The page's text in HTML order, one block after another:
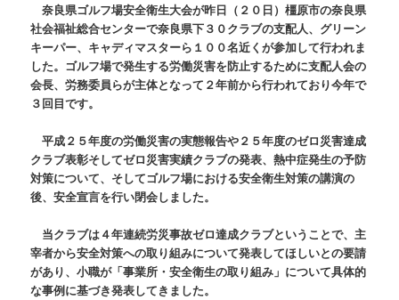
奈良県ゴルフ場安全衛生大会が昨日（２０日）橿原市の奈良県
社会福祉総合センターで奈良県下３０クラブの支配人、グリーン
キーパー、キャディマスターら１００名近くが参加して行われま
した。ゴルフ場で発生する労働災害を防止するために支配人会の
会長、労務委員らが主体となって２年前から行われており今年で
３回目です。
平成２５年度の労働災害の実態報告や２５年度のゼロ災害達成
クラブ表彰そしてゼロ災害実績クラブの発表、熱中症発生の予防
対策について、そしてゴルフ場における安全衛生対策の講演の
後、安全宣言を行い閉会しました。
当クラブは４年連続労災事故ゼロ達成クラブということで、主
宰者から安全対策への取り組みについて発表してほしいとの要請
があり、小職が「事業所・安全衛生の取り組み」について具体的
な事例に基づき発表してきました。